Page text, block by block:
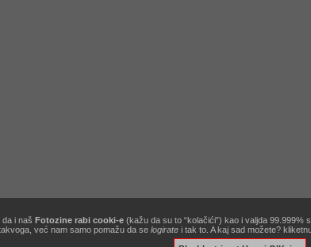
"Žičani okidač" [site powered byZine V3 alpha 9.1 ] .:korisnički ugovor / terms of use:.
i naš Fotozine rabi cooki-e(kažu da su to “kolačići”) kao i valjda 99.999%
već nam samo pomažu da se logiratei tak to. A kaj sad možete?